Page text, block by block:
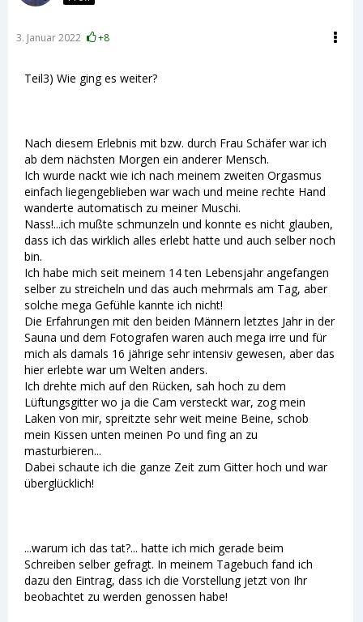
3. Januar 2022 +8
Teil3) Wie ging es weiter?
Nach diesem Erlebnis mit bzw. durch Frau Schäfer war ich
ab dem nächsten Morgen ein anderer Mensch.
Ich wurde nackt wie ich nach meinem zweiten Orgasmus
einfach liegengeblieben war wach und meine rechte Hand
wanderte automatisch zu meiner Muschi.
Nass!...ich mußte schmunzeln und konnte es nicht glauben,
dass ich das wirklich alles erlebt hatte und auch selber noch
bin.
Ich habe mich seit meinem 14 ten Lebensjahr angefangen
selber zu streicheln und das auch mehrmals am Tag, aber
solche mega Gefühle kannte ich nicht!
Die Erfahrungen mit den beiden Männern letztes Jahr in der
Sauna und dem Fotografen waren auch mega irre und für
mich als damals 16 jährige sehr intensiv gewesen, aber das
hier erlebte war um Welten anders.
Ich drehte mich auf den Rücken, sah hoch zu dem
Lüftungsgitter wo ja die Cam versteckt war, zog mein
Laken von mir, spreitzte sehr weit meine Beine, schob
mein Kissen unten meinen Po und fing an zu
masturbieren...
Dabei schaute ich die ganze Zeit zum Gitter hoch und war
überglücklich!
...warum ich das tat?... hatte ich mich gerade beim
Schreiben selber gefragt. In meinem Tagebuch fand ich
dazu den Eintrag, dass ich die Vorstellung jetzt von Ihr
beobachtet zu werden genossen habe!